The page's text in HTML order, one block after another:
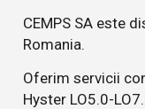
CEMPS SA este
Romania.
Oferim servicii
Hyster LO5.0-